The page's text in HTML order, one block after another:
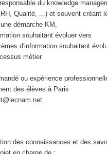
du knowledge
Qualité, ...) et souvent créant
démarche KM,
souhaitant évoluer vers
d'information souhaitant
métier
ou expérience
des élèves à Paris
des connaissances et des